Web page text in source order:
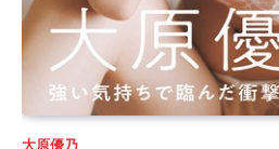
大原優乃